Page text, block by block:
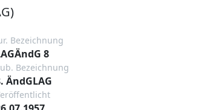
Bezeichnung
8
Bezeichnung
ÄndGLAG